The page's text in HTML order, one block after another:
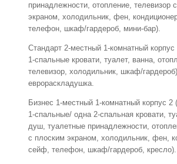
принадлежности, отопление, телевизор
экраном, холодильник, фен,
телефон, шкаф/гардероб, мини-бар).
Стандарт 2-местный 1-комнатный
1-спальные кровати, туалет, ванна,
телевизор, холодильник, шкаф/
еврораскладушка.
Бизнес 1-местный 1-комнатный корпус 2
1-спальные/ одна 2-спальная кровати,
душ, туалетные принадлежности,
с плоским экраном, холодильник, фен,
сейф, телефон, шкаф/гардероб, кресло).